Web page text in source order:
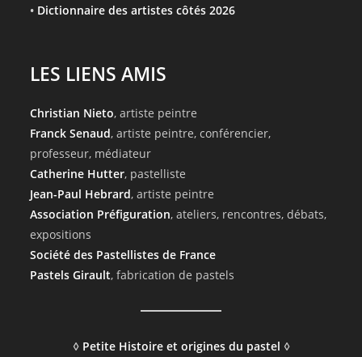
• Dictionnaire des artistes côtés 2026
LES LIENS AMIS
Christian Nieto, artiste peintre
Franck Senaud, artiste peintre, conférencier,
professeur, médiateur
Catherine Hutter, pastelliste
Jean-Paul Hebrard, artiste peintre
Association Préfiguration, ateliers, rencontres, débats,
expositions
Société des Pastellistes de France
Pastels Girault, fabrication de pastels
◊ Petite Histoire et origines du pastel ◊